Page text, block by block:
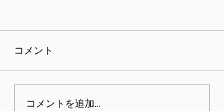
課題指向型訓練雑感
コメント
コメントを追加…